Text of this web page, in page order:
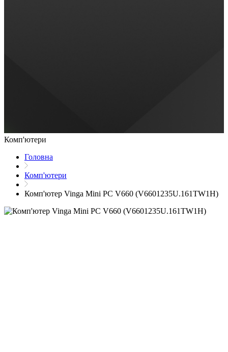
Комп'ютери
Головна
Комп'ютери
Комп'ютер Vinga Mini PC V660 (V6601235U.161TW1H)